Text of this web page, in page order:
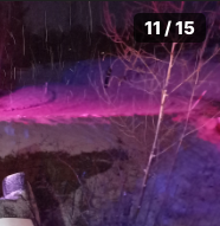
11 / 15